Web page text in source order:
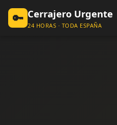
🔑 Cerrajero Urgente
24 HORAS · TODA ESPAÑA